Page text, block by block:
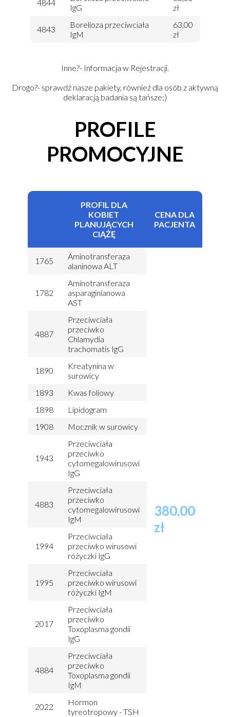
4844
IgG
zł
4843
Borelioza przeciwciała
IgM
63,00
zł
Inne?- Informacja w Rejestracji.
Drogo?- sprawdź nasze pakiety, również dla osób z aktywną
deklaracją badania są tańsze;)
PROFILE
PROMOCYJNE
PROFIL DLA
KOBIET
PLANUJĄCYCH
CIĄŻĘ
CENA DLA
PACJENTA
1765
Aminotransferaza
alaninowa ALT
380,00
zł
1782
Aminotransferaza
asparaginianowa
AST
4887
Przeciwciała
przeciwko
Chlamydia
trachomatis IgG
1890
Kreatynina w
surowicy
1893
Kwas foliowy
1898
Lipidogram
1908
Mocznik w surowicy
1943
Przeciwciała
przeciwko
cytomegalowirusowi
IgG
4883
Przeciwciała
przeciwko
cytomegalowirusowi
IgM
1994
Przeciwciała
przeciwko wirusowi
różyczki IgG
1995
Przeciwciała
przeciwko wirusowi
różyczki IgM
2017
Przeciwciała
przeciwko
Toxoplasma gondii
IgG
4884
Przeciwciała
przeciwko
Toxoplasma gondii
IgM
2022
Hormon
tyreotropowy - TSH